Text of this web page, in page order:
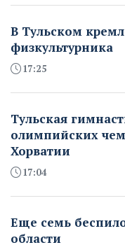
В Тульском
физкультурника
17:25
Тульская
олимпийских
Хорватии
17:04
Еще семь
области